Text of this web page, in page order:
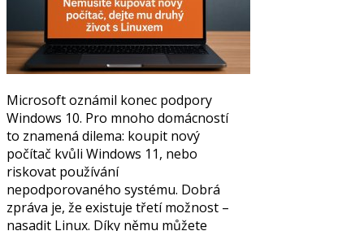
Microsoft oznámil konec podpory
Windows 10. Pro mnoho domácností
to znamená dilema: koupit nový
počítač kvůli Windows 11, nebo
riskovat používání
nepodporovaného systému. Dobrá
zpráva je, že existuje třetí možnost –
nasadit Linux. Díky němu můžete